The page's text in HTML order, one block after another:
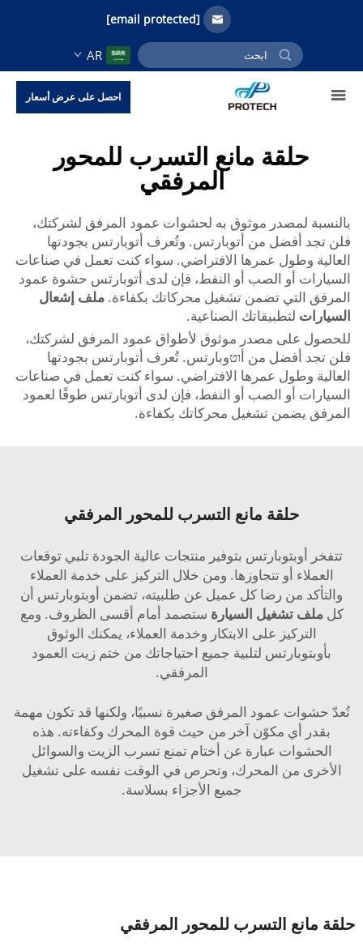
[email protected]
AR
احصل على عرض أسعار
حلقة مانع التسرب للمحور
المرفقي
بالنسبة لمصدر موثوق به لحشوات عمود المرفق لشركتك،
فلن تجد أفضل من أتوبارتس. وتُعرف أتوبارتس بجودتها
العالية وطول عمرها الافتراضي. سواء كنت تعمل في صناعات
السيارات أو الصب أو النفط، فإن لدى أتوبارتس حشوة عمود
المرفق التي تضمن تشغيل محركاتك بكفاءة. ملف إشعال
السيارات لتطبيقاتك الصناعية.
للحصول على مصدر موثوق لأطواق عمود المرفق لشركتك،
فلن تجد أفضل من أוטوبارتس. تُعرف أتوبارتس بجودتها
العالية وطول عمرها الافتراضي. سواء كنت تعمل في صناعات
السيارات أو الصب أو النفط، فإن لدى أتوبارتس طوقًا لعمود
المرفق يضمن تشغيل محركاتك بكفاءة.
حلقة مانع التسرب للمحور المرفقي
تتفخر أوبتوبارتس بتوفير منتجات عالية الجودة تلبي توقعات
العملاء أو تتجاوزها. ومن خلال التركيز على خدمة العملاء
والتأكد من رضا كل عميل عن طلبيته، تضمن أوبتوبارتس أن
كل ملف تشغيل السيارة ستصمد أمام أقسى الظروف. ومع
التركيز على الابتكار وخدمة العملاء، يمكنك الوثوق
بأوبتوبارتس لتلبية جميع احتياجاتك من ختم زيت العمود
المرفقي.
تُعدّ حشوات عمود المرفق صغيرة نسبيًا، ولكنها قد تكون مهمة
بقدر أي مكوّن آخر من حيث قوة المحرك وكفاءته. هذه
الحشوات عبارة عن أختام تمنع تسرب الزيت والسوائل
الأخرى من المحرك، وتحرص في الوقت نفسه على تشغيل
جميع الأجزاء بسلاسة.
حلقة مانع التسرب للمحور المرفقي